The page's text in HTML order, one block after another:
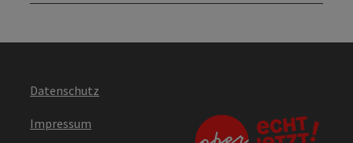
Datenschutz
Impressum